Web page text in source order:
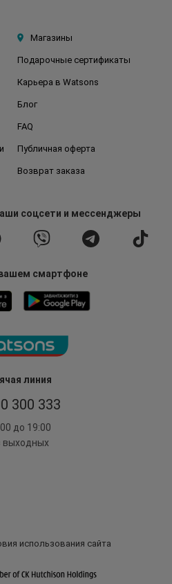
линия
300 333
до 19:00
выходных
Магазины
Подарочные сертификаты
Карьера в Watsons
Блог
FAQ
Публичная оферта
Возврат заказа
соцсети и мессенджеры
смартфоне
использования сайта